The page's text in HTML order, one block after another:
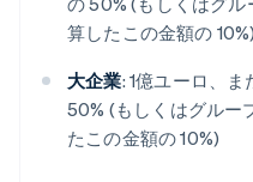
算したこの金額の 10%)
大企業: 1億ユーロ、
50% (もしくはグルー
たこの金額の 10%)